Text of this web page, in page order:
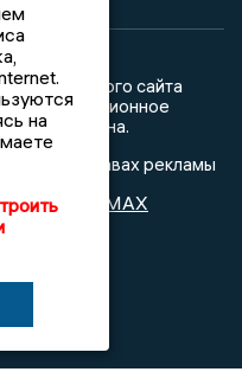
с данного сайта
«Информационное
обязательна.
на правах рекламы
MAX
на